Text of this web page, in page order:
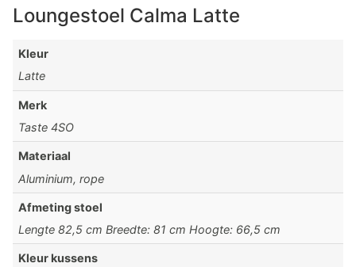
Loungestoel Calma Latte
Kleur
Latte
Merk
Taste 4SO
Materiaal
Aluminium, rope
Afmeting stoel
Lengte 82,5 cm Breedte: 81 cm Hoogte: 66,5 cm
Kleur kussens